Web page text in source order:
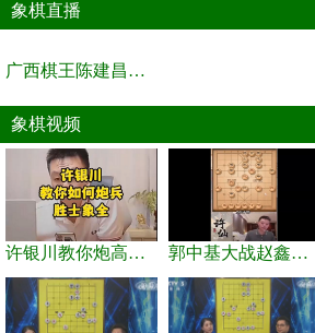
象棋直播
广西棋王陈建昌直播间
象棋视频
许银川教你炮高兵士象全如何赢士象全，简单四步即可 郭中基大战赵鑫鑫，许银川激情讲解